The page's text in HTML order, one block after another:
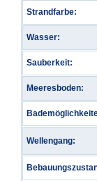
Strandfarbe:
Wasser:
Sauberkeit:
Meeresboden:
Wellengang: